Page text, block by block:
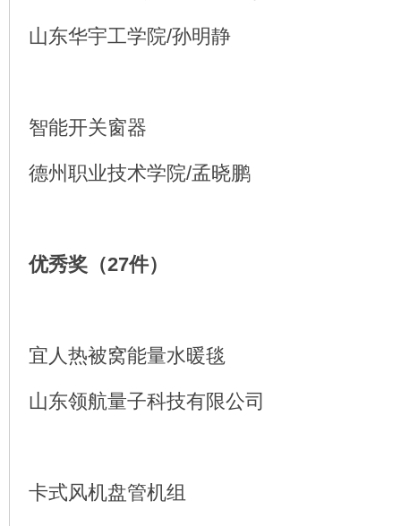
山东华宇工学院/孙明静
智能开关窗器
德州职业技术学院/孟晓鹏
优秀奖（27件）
宜人热被窝能量水暖毯
山东领航量子科技有限公司
卡式风机盘管机组